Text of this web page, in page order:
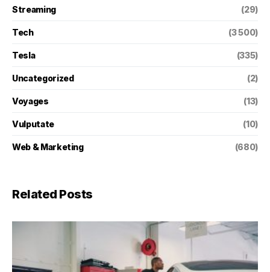
Streaming (29)
Tech (3 500)
Tesla (335)
Uncategorized (2)
Voyages (13)
Vulputate (10)
Web & Marketing (680)
Related Posts